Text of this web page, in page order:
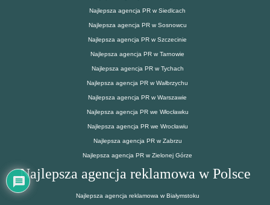
Najlepsza agencja PR w Siedlcach
Najlepsza agencja PR w Sosnowcu
Najlepsza agencja PR w Szczecinie
Najlepsza agencja PR w Tarnowie
Najlepsza agencja PR w Tychach
Najlepsza agencja PR w Wałbrzychu
Najlepsza agencja PR w Warszawie
Najlepsza agencja PR we Włocławku
Najlepsza agencja PR we Wrocławiu
Najlepsza agencja PR w Zabrzu
Najlepsza agencja PR w Zielonej Górze
Najlepsza agencja reklamowa w Polsce
Najlepsza agencja reklamowa w Białymstoku